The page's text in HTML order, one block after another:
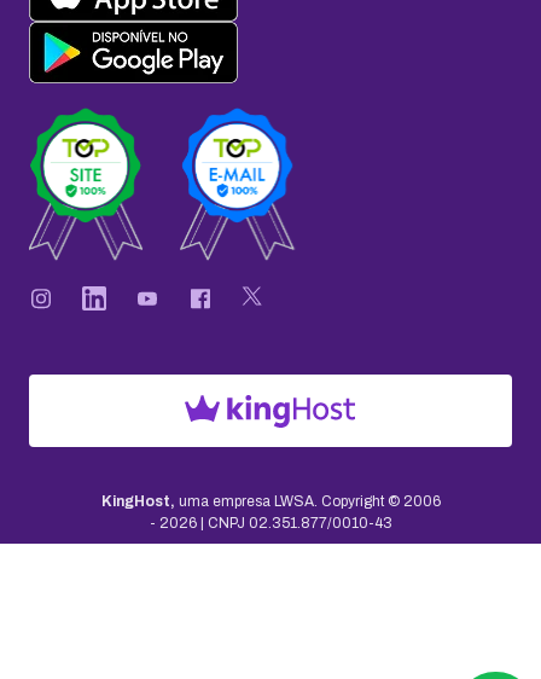
KingHost, uma empresa LWSA. Copyright © 2006
- 2026| CNPJ 02.351.877/0010-43